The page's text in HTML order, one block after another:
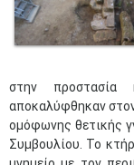
στην προστασία
αποκαλύφθηκαν
ομόφωνης θετικής
Συμβουλίου. Το